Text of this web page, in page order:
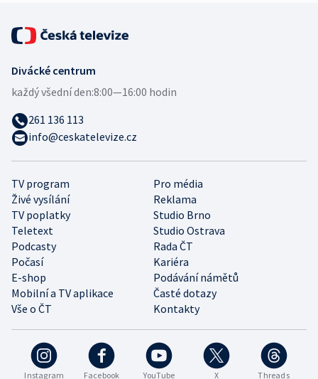
Instagram Facebook YouTube X Threads
TV program
Pro média
Živé vysílání
Reklama
TV poplatky
Studio Brno
Teletext
Studio Ostrava
Podcasty
Rada ČT
Počasí
Kariéra
E-shop
Podávání námětů
Mobilní a TV aplikace
Časté dotazy
Vše o ČT
Kontakty
Divácké centrum
každý všední den:8:00—16:00 hodin
261 136 113
info@ceskatelevize.cz